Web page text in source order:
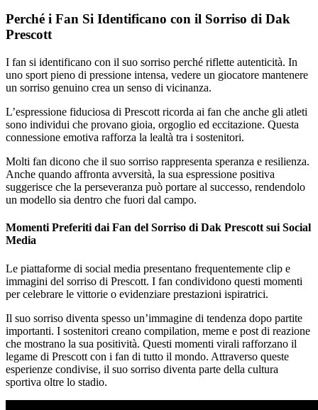
Perché i Fan Si Identificano con il Sorriso di Dak
Prescott
I fan si identificano con il suo sorriso perché riflette autenticità. In
uno sport pieno di pressione intensa, vedere un giocatore mantenere
un sorriso genuino crea un senso di vicinanza.
L’espressione fiduciosa di Prescott ricorda ai fan che anche gli atleti
sono individui che provano gioia, orgoglio ed eccitazione. Questa
connessione emotiva rafforza la lealtà tra i sostenitori.
Molti fan dicono che il suo sorriso rappresenta speranza e resilienza.
Anche quando affronta avversità, la sua espressione positiva
suggerisce che la perseveranza può portare al successo, rendendolo
un modello sia dentro che fuori dal campo.
Momenti Preferiti dai Fan del Sorriso di Dak Prescott sui Social
Media
Le piattaforme di social media presentano frequentemente clip e
immagini del sorriso di Prescott. I fan condividono questi momenti
per celebrare le vittorie o evidenziare prestazioni ispiratrici.
Il suo sorriso diventa spesso un’immagine di tendenza dopo partite
importanti. I sostenitori creano compilation, meme e post di reazione
che mostrano la sua positività. Questi momenti virali rafforzano il
legame di Prescott con i fan di tutto il mondo. Attraverso queste
esperienze condivise, il suo sorriso diventa parte della cultura
sportiva oltre lo stadio.